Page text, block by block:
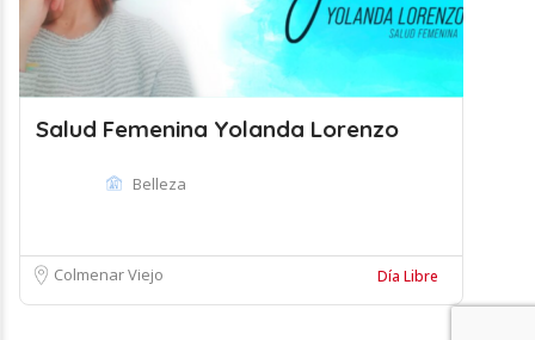
Salud Femenina Yolanda Lorenzo
Belleza
Colmenar Viejo Día Libre